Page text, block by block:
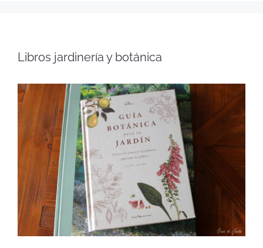
Libros jardinería y botánica